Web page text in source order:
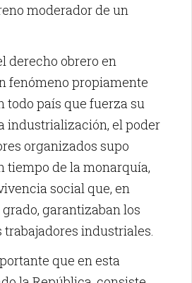
moderador de un
derecho obrero en
fenómeno propiamente
todo país que fuerza su
industrialización, el poder
organizados supo
tiempo de la monarquía,
social que, en
garantizaban los
trabajadores industriales.
que en esta